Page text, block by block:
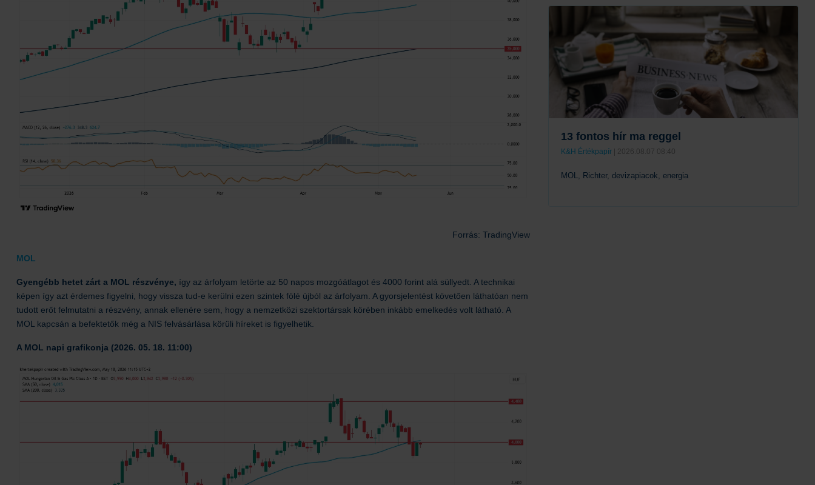
Forrás: TradingView
MOL
Gyengébb hetet zárt a MOL részvénye, így az árfolyam letörte az 50 napos mozgóátlagot és 4000 forint alá süllyedt. A technikai
képen így azt érdemes figyelni, hogy vissza tud-e kerülni ezen szintek fölé újból az árfolyam. A gyorsjelentést követően láthatóan nem
tudott erőt felmutatni a részvény, annak ellenére sem, hogy a nemzetközi szektortársak körében inkább emelkedés volt látható. A
MOL kapcsán a befektetők még a NIS felvásárlása körüli híreket is figyelhetik.
A MOL napi grafikonja (2026. 05. 18. 11:00)
Tovább
13 fontos hír ma reggel
K&H Értékpapír | 2026.08.07 08:40
MOL, Richter, devizapiacok, energia